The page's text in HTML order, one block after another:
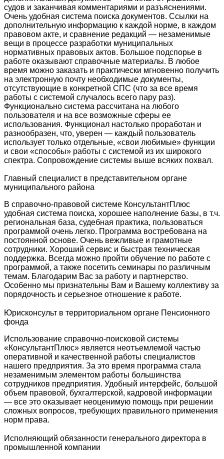
судов и заканчивая комментариями и разъяснениями.
Очень удобная система поиска документов. Ссылки на
дополнительную информацию к каждой норме, в каждом
правовом акте, и сравнение редакций — незаменимые
вещи в процессе разработки муниципальных
нормативных правовых актов. Большое подспорье в
работе оказывают справочные материалы. В любое
время можно заказать и практически мгновенно получить
на электронную почту необходимые документы,
отсутствующие в конкретной СПС (что за все время
работы с системой случалось всего пару раз).
Функционально система рассчитана на любого
пользователя и на все возможные сферы ее
использования. Функционал настолько проработан и
разнообразен, что, уверен — каждый пользователь
использует только отдельные, «свои любимые» функции
и свои «способы» работы с системой из их широкого
спектра. Сопровождение системы выше всяких похвал.
Главный специалист в представительном органе
муниципального района
В справочно-правовой системе КонсультантПлюс
удобная система поиска, хорошее наполнение базы, в т.ч.
региональная база, судебная практика, пользоваться
программой очень легко. Программа востребована на
постоянной основе. Очень вежливые и грамотные
сотрудники. Хороший сервис и быстрая техническая
поддержка. Всегда можно пройти обучение по работе с
программой, а также посетить семинары по различным
темам. Благодарим Вас за работу и партнерство.
Особенно мы признательны Вам и Вашему коллективу за
порядочность и серьезное отношение к работе.
Юрисконсульт в территориальном органе Пенсионного
фонда
Использование справочно-поисковой системы
«КонсультантПлюс» является неотъемлемой частью
оперативной и качественной работы специалистов
нашего предприятия. За это время программа стала
незаменимым элементом работы большинства
сотрудников предприятия. Удобный интерфейс, большой
объем правовой, бухгалтерской, кадровой информации
— все это оказывает неоценимую помощь при решении
сложных вопросов, требующих правильного применения
норм права.
Исполняющий обязанности генерального директора в
промышленной компании